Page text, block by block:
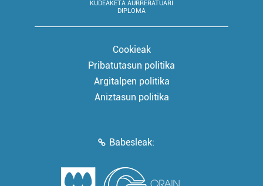
KUDEAKETA AURRERATUARI
DIPLOMA
Cookieak
Pribatutasun politika
Argitalpen politika
Aniztasun politika
Babesleak: